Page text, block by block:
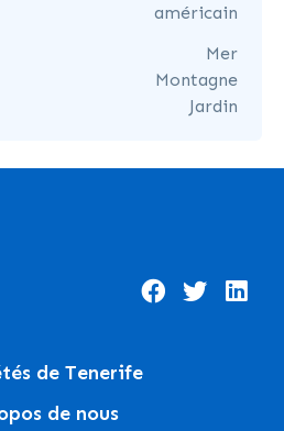
américain
Mer
Montagne
Jardin
de Tenerife
de nous